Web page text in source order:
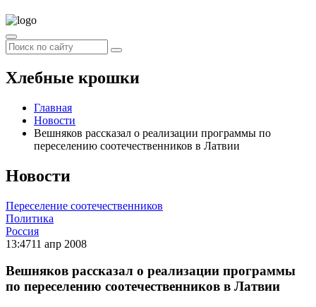
Хлебные крошки
Главная
Новости
Вешняков рассказал о реализации программы по
переселению соотечественников в Латвии
Новости
Переселение соотечественников
Политика
Россия
13:4711 апр 2008
Вешняков рассказал о реализации программы
по переселению соотечественников в Латвии